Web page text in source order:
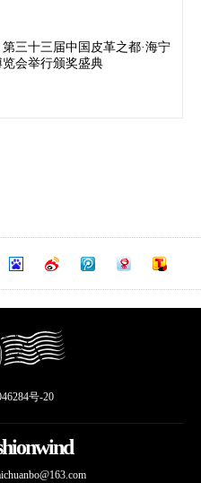
三十三届中国皮革之都·海宁
会举行颁奖盛典
号-20